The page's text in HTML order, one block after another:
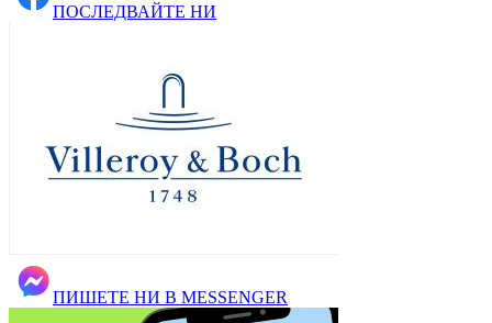
ПОСЛЕДВАЙТЕ НИ
ПИШЕТЕ НИ В MESSENGER